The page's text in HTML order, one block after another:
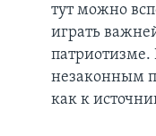
тут можно
играть
патриотизме.
незаконным
как к